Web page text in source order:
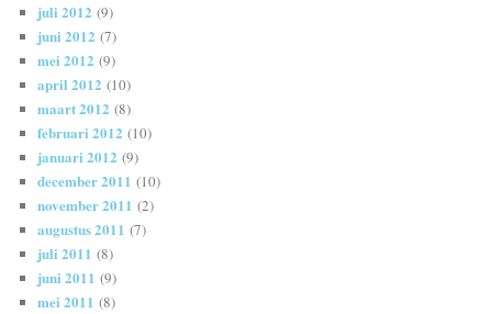
juli 2012 (9)
juni 2012 (7)
mei 2012 (9)
april 2012 (10)
maart 2012 (8)
februari 2012 (10)
januari 2012 (9)
december 2011 (10)
november 2011 (2)
augustus 2011 (7)
juli 2011 (8)
juni 2011 (9)
mei 2011 (8)